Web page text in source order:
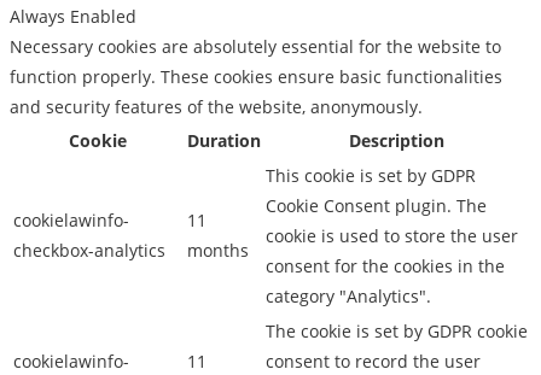
Always Enabled
Necessary cookies are absolutely essential for the website to
function properly. These cookies ensure basic functionalities
and security features of the website, anonymously.
Cookie
Duration Description
cookielawinfo-
checkbox-analytics
11
months
This cookie is set by GDPR
Cookie Consent plugin. The
cookie is used to store the user
consent for the cookies in the
category "Analytics".
cookielawinfo-
11
The cookie is set by GDPR cookie
consent to record the user